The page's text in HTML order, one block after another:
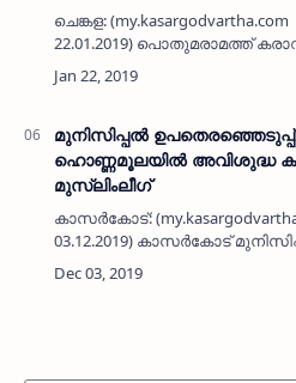
ചെങ്കള: (my.kasargodvartha.com
22.01.2019) പൊതുമരാമത്ത്
നിര്യാതനായി ഭാര്യമാര്‍: ആഇശ
മുനിസിപ്പല്‍
ഹൊണ്ണമൂലയില്‍ അവിശുദ്ധ
മുസ്‌ലിംലീഗ്
കാസര്‍കോട്:
03.12.2019) കാസര്‍കോട്
ഉപതെരഞ്ഞെടുപ്പില്‍ മാ-ബി